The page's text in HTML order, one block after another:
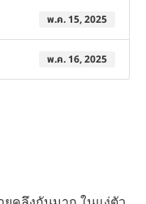
พ.ค. 15, 2025
พ.ค. 16, 2025